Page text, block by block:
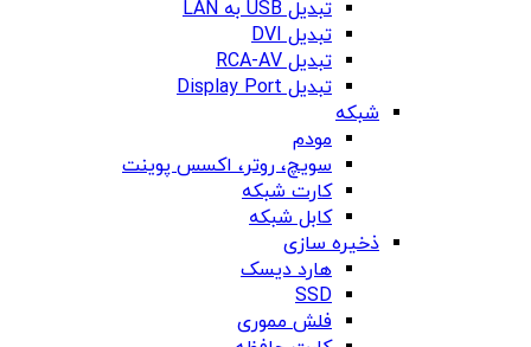
تبدیل USB به LAN
تبدیل DVI
تبدیل RCA-AV
تبدیل Display Port
شبکه
مودم
سویچ، روتر، اکسس پوینت
کارت شبکه
کابل شبکه
ذخیره سازی
هارد دیسک
SSD
فلش مموری